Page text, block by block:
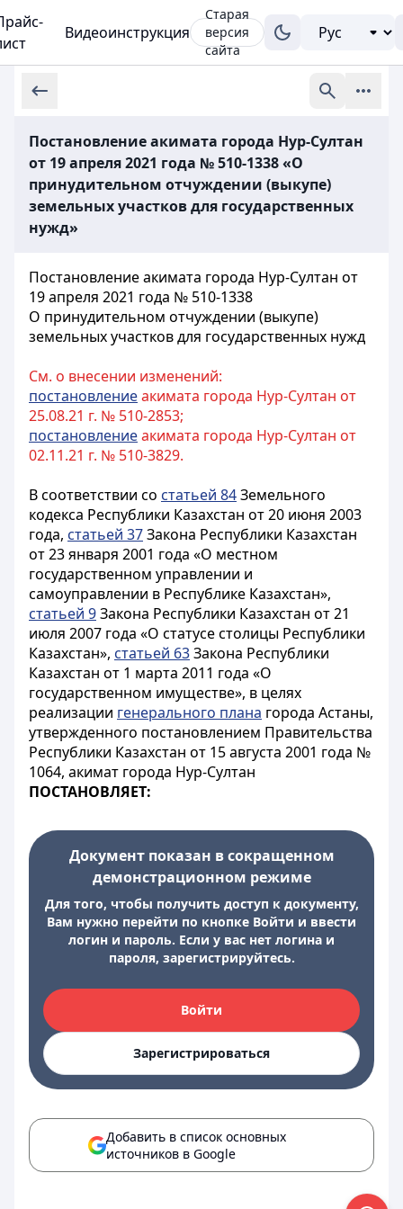
Видеоинструкция
Старая
версия
сайта
Постановление акимата города Нур-Султан
от 19 апреля 2021 года № 510-1338 «О
принудительном отчуждении (выкупе)
земельных участков для государственных
нужд»
Постановление акимата города Нур-Султан от
19 апреля 2021 года № 510-1338
О принудительном отчуждении (выкупе)
земельных участков для государственных нужд
См. о внесении изменений:
постановлениеакимата города Нур-Султан от
25.08.21 г. № 510-2853;
постановлениеакимата города Нур-Султан от
02.11.21 г. № 510-3829.
В соответствии со статьей 84Земельного
кодекса Республики Казахстан от 20 июня 2003
года, статьей 37Закона Республики Казахстан
от 23 января 2001 года «О местном
государственном управлении и
самоуправлении в Республике Казахстан»,
статьей 9Закона Республики Казахстан от 21
июля 2007 года «О статусе столицы Республики
Казахстан», статьей 63Закона Республики
Казахстан от 1 марта 2011 года «О
государственном имуществе», в целях
реализации генерального плана города Астаны,
утвержденного постановлением Правительства
Республики Казахстан от 15 августа 2001 года №
1064, акимат города Нур-Султан
ПОСТАНОВЛЯЕТ:
Документ показан в сокращенном
демонстрационном режиме
Для того, чтобы получить доступ к документу,
Вам нужно перейти по кнопке Войти и ввести
логин и пароль. Если у вас нет логина и
пароля, зарегистрируйтесь.
Войти
Зарегистрироваться
Добавить в список основных
источников в Google